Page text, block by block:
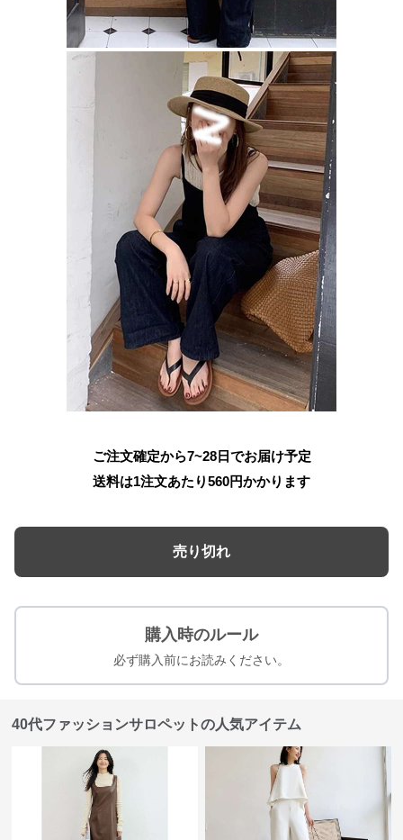
ご注文確定から7~28日でお届け予定
送料は1注文あたり560円かかります
売り切れ
購入時のルール
必ず購入前にお読みください。
40代ファッションサロペットの人気アイテム